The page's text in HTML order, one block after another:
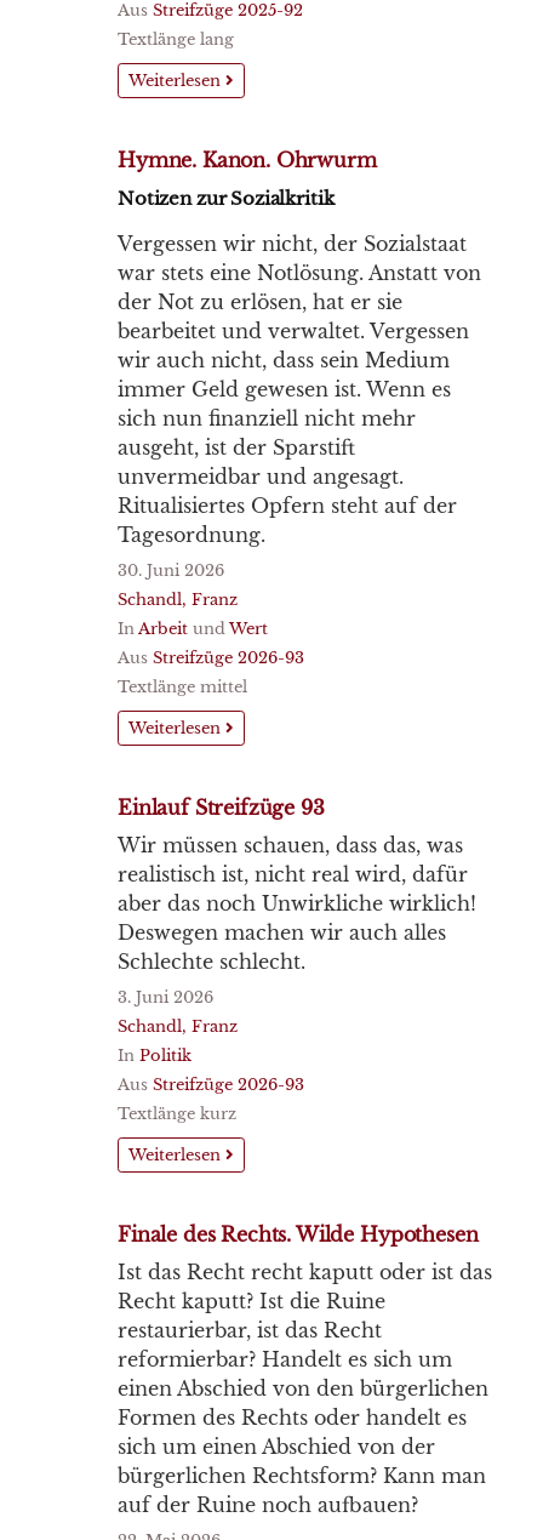
Aus Streifzüge 2025-92
Textlänge lang
Weiterlesen
Hymne. Kanon. Ohrwurm
Notizen zur Sozialkritik
Vergessen wir nicht, der Sozialstaat
war stets eine Notlösung. Anstatt von
der Not zu erlösen, hat er sie
bearbeitet und verwaltet. Vergessen
wir auch nicht, dass sein Medium
immer Geld gewesen ist. Wenn es
sich nun finanziell nicht mehr
ausgeht, ist der Sparstift
unvermeidbar und angesagt.
Ritualisiertes Opfern steht auf der
Tagesordnung.
30. Juni 2026
Schandl, Franz
In Arbeit undWert
Aus Streifzüge 2026-93
Textlänge mittel
Weiterlesen
Einlauf Streifzüge 93
Wir müssen schauen, dass das, was
realistisch ist, nicht real wird, dafür
aber das noch Unwirkliche wirklich!
Deswegen machen wir auch alles
Schlechte schlecht.
3. Juni 2026
Schandl, Franz
In Politik
Aus Streifzüge 2026-93
Textlänge kurz
Weiterlesen
Finale des Rechts. Wilde Hypothesen
Ist das Recht recht kaputt oder ist das
Recht kaputt? Ist die Ruine
restaurierbar, ist das Recht
reformierbar? Handelt es sich um
einen Abschied von den bürgerlichen
Formen des Rechts oder handelt es
sich um einen Abschied von der
bürgerlichen Rechtsform? Kann man
auf der Ruine noch aufbauen?